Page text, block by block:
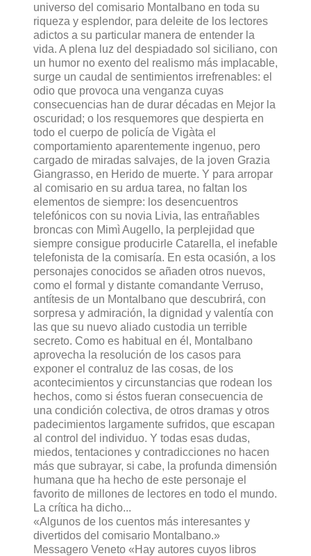
universo del comisario Montalbano en toda su
riqueza y esplendor, para deleite de los lectores
adictos a su particular manera de entender la
vida. A plena luz del despiadado sol siciliano, con
un humor no exento del realismo más implacable,
surge un caudal de sentimientos irrefrenables: el
odio que provoca una venganza cuyas
consecuencias han de durar décadas en Mejor la
oscuridad; o los resquemores que despierta en
todo el cuerpo de policía de Vigàta el
comportamiento aparentemente ingenuo, pero
cargado de miradas salvajes, de la joven Grazia
Giangrasso, en Herido de muerte. Y para arropar
al comisario en su ardua tarea, no faltan los
elementos de siempre: los desencuentros
telefónicos con su novia Livia, las entrañables
broncas con Mimì Augello, la perplejidad que
siempre consigue producirle Catarella, el inefable
telefonista de la comisaría. En esta ocasión, a los
personajes conocidos se añaden otros nuevos,
como el formal y distante comandante Verruso,
antítesis de un Montalbano que descubrirá, con
sorpresa y admiración, la dignidad y valentía con
las que su nuevo aliado custodia un terrible
secreto. Como es habitual en él, Montalbano
aprovecha la resolución de los casos para
exponer el contraluz de las cosas, de los
acontecimientos y circunstancias que rodean los
hechos, como si éstos fueran consecuencia de
una condición colectiva, de otros dramas y otros
padecimientos largamente sufridos, que escapan
al control del individuo. Y todas esas dudas,
miedos, tentaciones y contradicciones no hacen
más que subrayar, si cabe, la profunda dimensión
humana que ha hecho de este personaje el
favorito de millones de lectores en todo el mundo.
La crítica ha dicho...
«Algunos de los cuentos más interesantes y
divertidos del comisario Montalbano.»
Messagero Veneto «Hay autores cuyos libros